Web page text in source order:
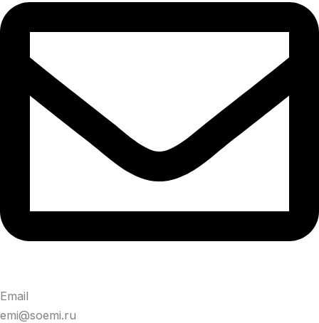
Email
emi@soemi.ru